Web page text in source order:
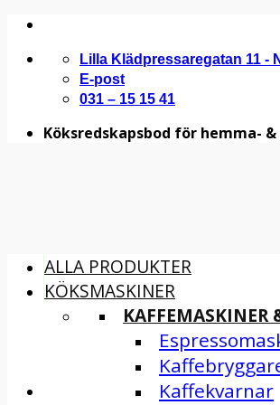
Skip
content
Lilla Klädpressaregatan 11 -
E-post
031 – 15 15 41
Köksredskapsbod för hemma-
ALLA PRODUKTER
KÖKSMASKINER
KAFFEMASKINER
Kaffekvarnar